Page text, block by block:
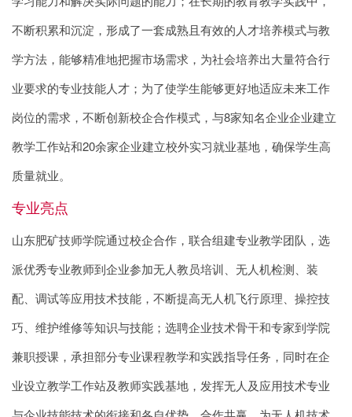
不断积累和沉淀，形成了一套成熟且有效的人才培养模式与教
学方法，能够精准地把握市场需求，为社会培养出大量符合行
业要求的专业技能人才；为了使学生能够更好地适应未来工作
岗位的需求，不断创新校企合作模式，与8家知名企业企业建立
教学工作站和20余家企业建立校外实习就业基地，确保学生高
质量就业。
专业亮点
山东肥矿技师学院通过校企合作，联合组建专业教学团队，选
派优秀专业教师到企业参加无人教员培训、无人机检测、装
配、调试等应用技术技能，不断提高无人机飞行原理、操控技
巧、维护维修等知识与技能；选聘企业技术骨干和专家到学院
兼职授课，承担部分专业课程教学和实践指导任务，同时在企
业设立教学工作站及教师实践基地，发挥无人及应用技术专业